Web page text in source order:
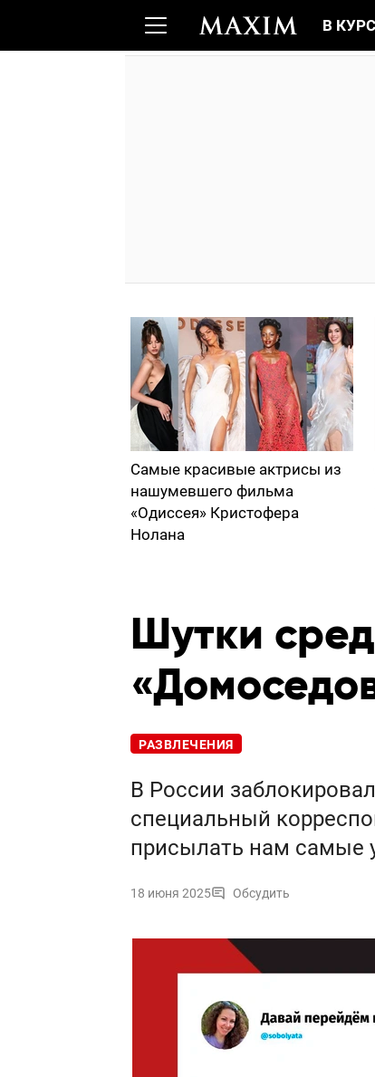
В
Самые красивые актрисы из
нашумевшего фильма
«Одиссея» Кристофера
Нолана
Шутки
РАЗВЛЕЧЕНИЯ
В России
специальный
присылать нам самые
18 июня 2025 Обсудить